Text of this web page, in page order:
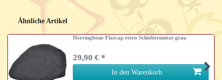
Ähnliche Artikel
Herringbone Flatcap retro Schiebermütze grau
29,90 € *
In den Warenkorb